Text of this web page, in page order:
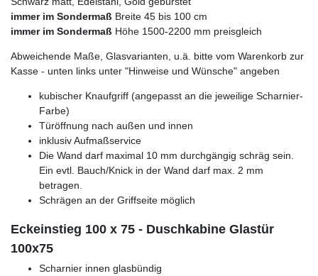
immer im Sondermaß Breite 45 bis 100 cm
immer im Sondermaß Höhe 1500-2200 mm preisgleich
Abweichende Maße, Glasvarianten, u.ä. bitte vom Warenkorb zur
Kasse - unten links unter "Hinweise und Wünsche" angeben
kubischer Knaufgriff (angepasst an die jeweilige Scharnier-
Farbe)
Türöffnung nach außen und innen
inklusiv Aufmaßservice
Die Wand darf maximal 10 mm durchgängig schräg sein.
Ein evtl. Bauch/Knick in der Wand darf max. 2 mm
betragen.
Schrägen an der Griffseite möglich
Eckeinstieg 100 x 75 - Duschkabine Glastür
100x75
Scharnier innen glasbündig